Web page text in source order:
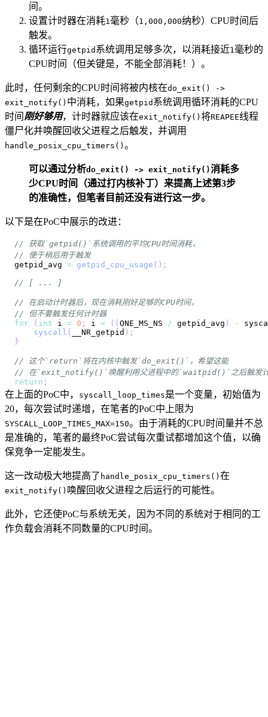
间。
设置计时器在消耗1 毫秒（1,000,000纳秒）CPU时间后
触发。
循环运行getpid 系统调用足够多次，以消耗接近1 毫秒的
CPU时间（但关键是，不能全部消耗！）。
此时，任何剩余的CPU时间将被内核在do_exit() ->
exit_notify() 中消耗，如果getpid 系统调用循环消耗的CPU
时间 刚好够用，计时器就应该在exit_notify() 将REAPEE线程
僵尸化并唤醒回收父进程之后触发，并调用
handle_posix_cpu_timers() 。
可以通过分析do_exit() -> exit_notify()消耗多
少CPU时间（通过打内核补丁）来提高上述第3步
的准确性，但笔者目前还没有进行这一步。
以下是在PoC中展示的改进：
// 获取`getpid()`系统调用的平均CPU时间消耗，
// 便于稍后用于触发
getpid_avg = getpid_cpu_usage ( ) ;
// [ ... ]
// 在启动计时器后，现在消耗刚好足够的CPU时间，
// 但不要触发任何计时器
for
( int i = 0 ; i < ( (ONE_MS_NS / getpid_avg ) -
syscall ( __NR_getpid ) ;
}
// 这个`return`将在内核中触发`do_exit()`，希望这能
// 在`exit_notify()`唤醒利用父进程中的`waitpid()`之后触发计
return ;
在上面的PoC中， syscall_loop_times是一个变量，初始值为
20，每次尝试时递增，在笔者的PoC中上限为
SYSCALL_LOOP_TIMES_MAX=150。由于消耗的CPU时间量并不总
是准确的，笔者的最终PoC尝试每次重试都增加这个值，以确
保竞争一定能发生。
这一改动极大地提高了 handle_posix_cpu_timers() 在
exit_notify() 唤醒回收父进程之后运行的可能性。
此外，它还使PoC与系统无关，因为不同的系统对于相同的工
作负载会消耗不同数量的CPU时间。